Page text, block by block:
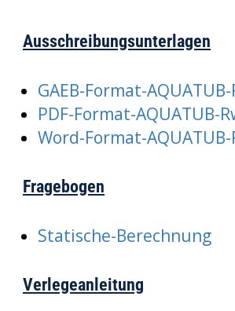
Ausschreibungsunterlagen
GAEB-Format-AQUATUB-
PDF-Format-AQUATUB-
Word-Format-AQUATUB-
Fragebogen
Statische-Berechnung
Verlegeanleitung